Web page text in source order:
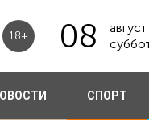
18+ 08
август
СПОРТ